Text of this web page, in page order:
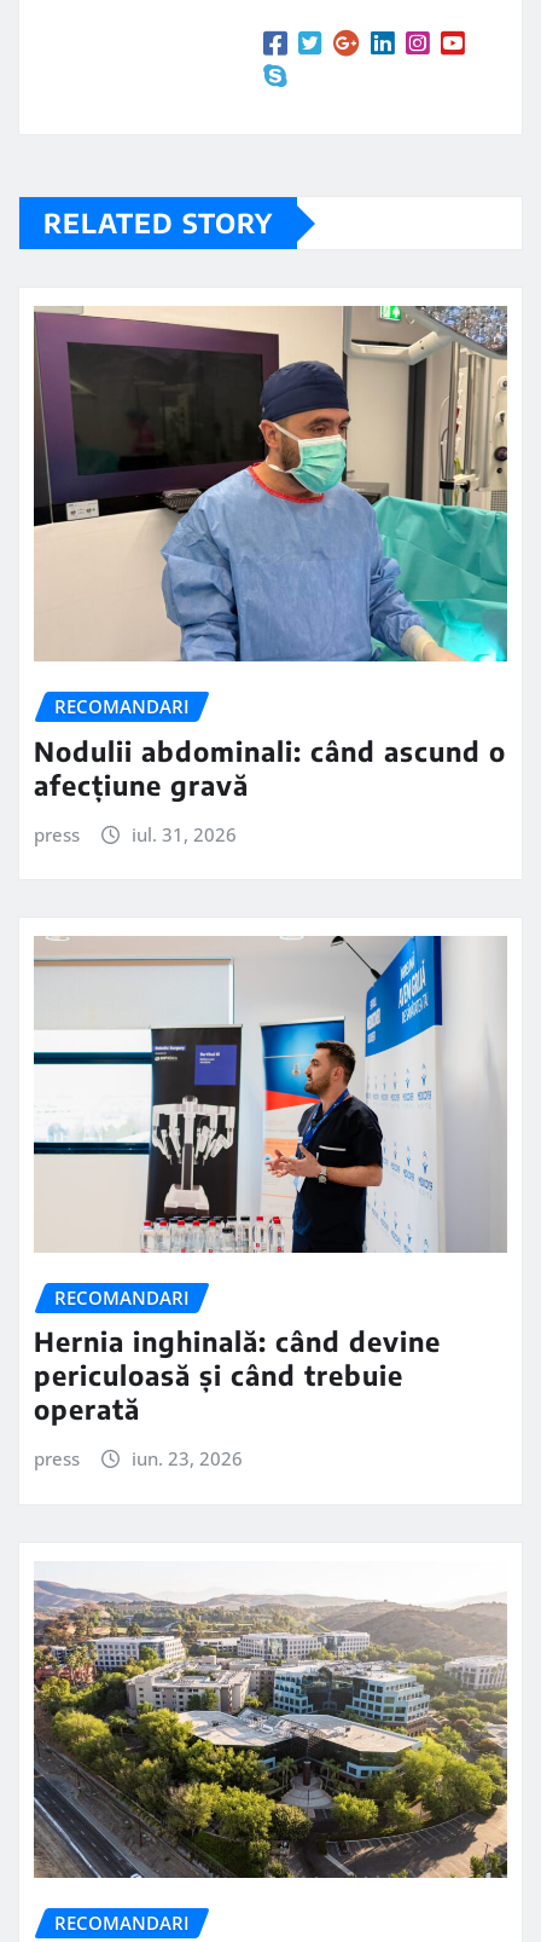
RELATED STORY
RECOMANDARI
Nodulii abdominali: când ascund o
afecțiune gravă
press iul. 31, 2026
RECOMANDARI
Hernia inghinală: când devine
periculoasă și când trebuie
operată
press iun. 23, 2026
RECOMANDARI